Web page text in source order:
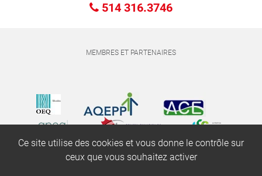
Ce site utilise des cookies et vous donne le contrôle sur
ceux que vous souhaitez activer
514 316.3746
MEMBRES ET PARTENAIRES